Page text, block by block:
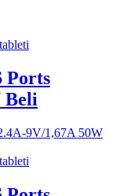
Ports
Beli